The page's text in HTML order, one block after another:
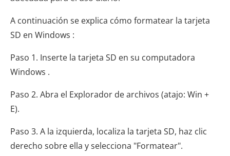
A continuación se explica cómo formatear la tarjeta
SD en Windows :
Paso 1. Inserte la tarjeta SD en su computadora
Windows .
Paso 2. Abra el Explorador de archivos (atajo: Win +
E).
Paso 3. A la izquierda, localiza la tarjeta SD, haz clic
derecho sobre ella y selecciona "Formatear".